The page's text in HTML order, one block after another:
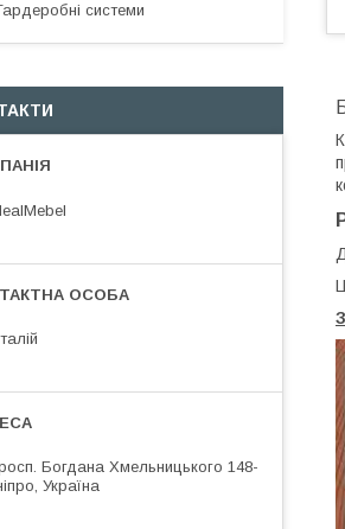
системи
Богдана Хмельницького 148-
Україна